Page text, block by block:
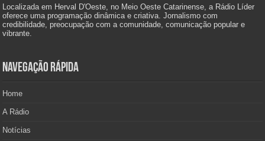
Localizada em Herval D'Oeste, no Meio Oeste Catarinense, a Rádio Líder
oferece uma programação dinâmica e criativa. Jornalismo com
credibilidade, preocupação com a comunidade, comunicação popular e
vibrante.
Navegação Rápida
Home
A Rádio
Notícias